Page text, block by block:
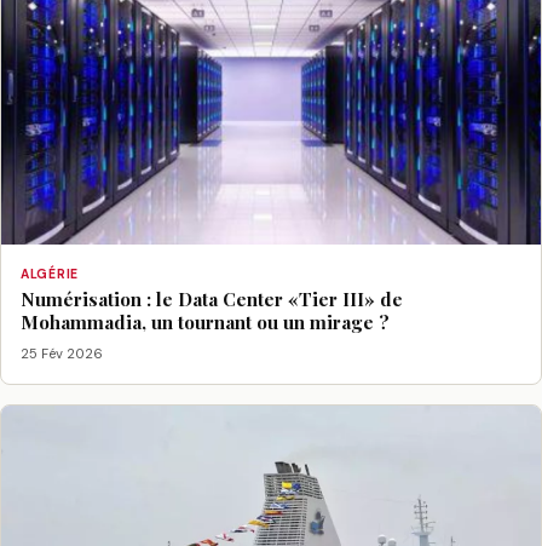
ALGÉRIE
Numérisation : le Data Center «Tier III» de
Mohammadia, un tournant ou un mirage ?
25 Fév 2026